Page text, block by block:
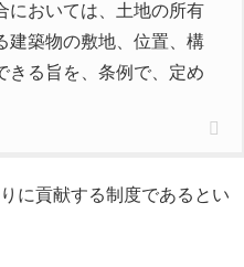
においては、土地の所有
建築物の敷地、位置、構
きる旨を、条例で、定め
に貢献する制度であるとい